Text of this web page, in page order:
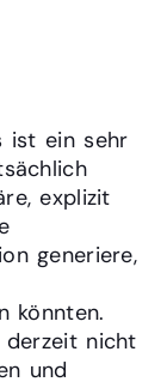
ist ein sehr
explizit
generiere,
könnten.
derzeit nicht
und